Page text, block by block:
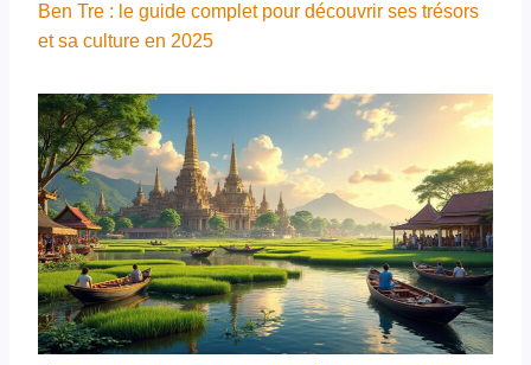
Ben Tre : le guide complet pour découvrir ses trésors
et sa culture en 2025